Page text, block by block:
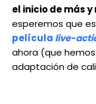
el inicio de más
esperemos que
película live-
ahora (que
adaptación de